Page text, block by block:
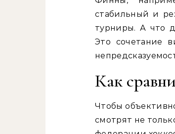
стабильный и
турниры. А что
Это сочетание
Как
Чтобы
смотрят не